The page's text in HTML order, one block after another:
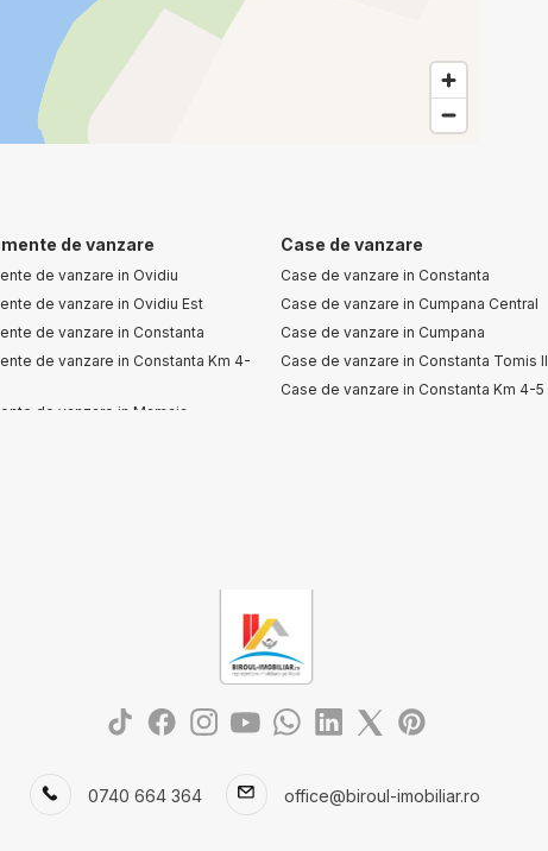
de vanzare
de vanzare in Ovidiu
de vanzare in Ovidiu Est
de vanzare in Constanta
de vanzare in Constanta Km 4-
de vanzare in Mamaia
Case de vanzare
Case de vanzare in Constanta
Case de vanzare in Cumpana Central
Case de vanzare in Cumpana
Case de vanzare in Constanta Tomis II
Case de vanzare in Constanta Km 4-5
0740 664 364 office@biroul-imobiliar.ro